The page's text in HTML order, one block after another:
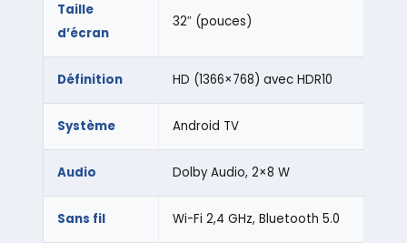
Taille
d’écran
32″ (pouces)
Définition HD (1366×768) avec HDR10
Système Android TV
Audio Dolby Audio, 2×8 W
Sans fil Wi-Fi 2,4 GHz, Bluetooth 5.0